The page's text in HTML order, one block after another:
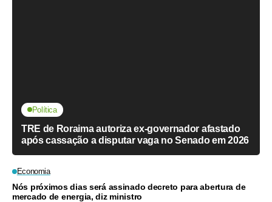
Política
TRE de Roraima autoriza ex-governador afastado
após cassação a disputar vaga no Senado em 2026
Economia
Nós próximos dias será assinado decreto para abertura de
mercado de energia, diz ministro